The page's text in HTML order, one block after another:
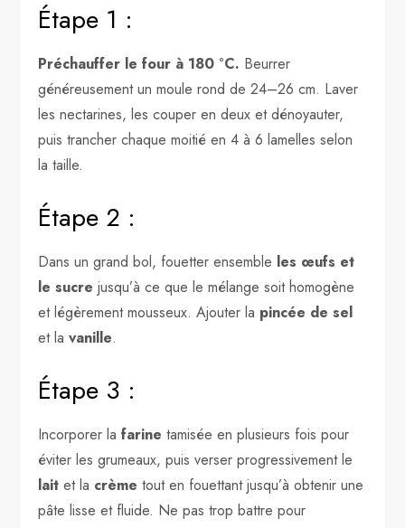
Étape 1 :
Préchauffer le four à 180 °C. Beurrer
généreusement un moule rond de 24–26 cm. Laver
les nectarines, les couper en deux et dénoyauter,
puis trancher chaque moitié en 4 à 6 lamelles selon
la taille.
Étape 2 :
Dans un grand bol, fouetter ensemble les œufs et
le sucre jusqu’à ce que le mélange soit homogène
et légèrement mousseux. Ajouter la pincée de sel
et lavanille.
Étape 3 :
Incorporer lafarine tamisée en plusieurs fois pour
éviter les grumeaux, puis verser progressivement le
lait et la crème tout en fouettant jusqu’à obtenir une
pâte lisse et fluide. Ne pas trop battre pour